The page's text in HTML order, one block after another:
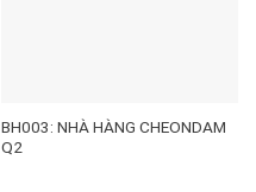
BH003: NHÀ HÀNG CHEONDAM
Q2